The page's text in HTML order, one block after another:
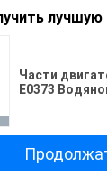
лучшую
Части
E0373